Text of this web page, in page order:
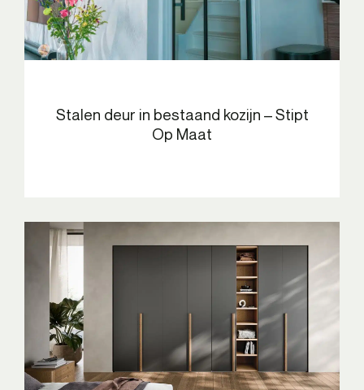
Stalen deur in bestaand kozijn – Stipt
Op Maat